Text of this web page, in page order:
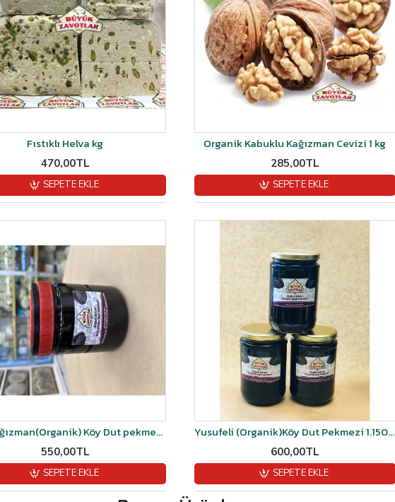
Fıstıklı Helva kg
470,00TL
SEPETE EKLE
Organik Kabuklu Kağızman Cevizi 1 kg
285,00TL
SEPETE EKLE
Kars Kağızman(Organik) Köy Dut pekmezi 1.400gr-1.450gr arası kg
550,00TL
SEPETE EKLE
Yusufeli (Organik)Köy Dut Pekmezi 1.150gr-1.250gr
600,00TL
SEPETE EKLE